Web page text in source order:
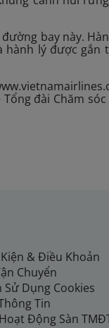
bay này.
lý được
đài Chăm
& Điều Khoản
Chuyển
Dụng Cookies
Tin
Động Sàn